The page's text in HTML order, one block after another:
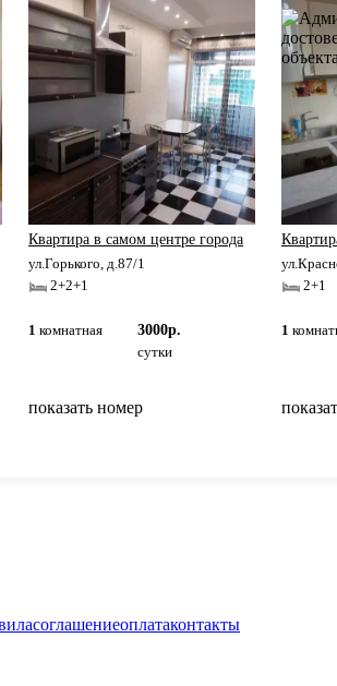
Квартира в самом центре города
ул.Горького, д.87/1
2+2+1
1 комнатная
3000р.
сутки
показать номер
2+1
1
соглашениеоплатаконтакты